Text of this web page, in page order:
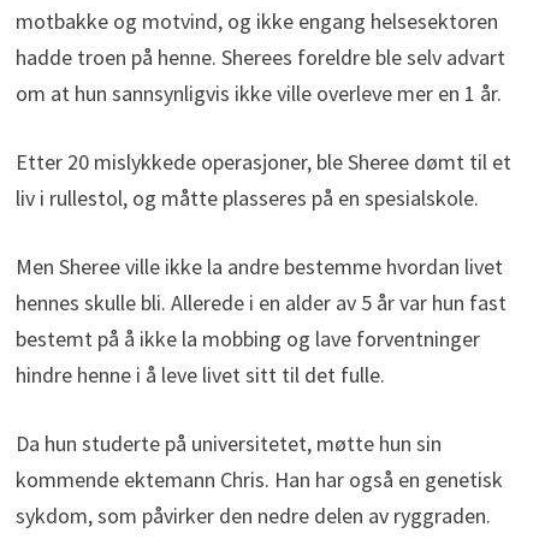
motbakke og motvind, og ikke engang helsesektoren
hadde troen på henne. Sherees foreldre ble selv advart
om at hun sannsynligvis ikke ville overleve mer en 1 år.
Etter 20 mislykkede operasjoner, ble Sheree dømt til et
liv i rullestol, og måtte plasseres på en spesialskole.
Men Sheree ville ikke la andre bestemme hvordan livet
hennes skulle bli. Allerede i en alder av 5 år var hun fast
bestemt på å ikke la mobbing og lave forventninger
hindre henne i å leve livet sitt til det fulle.
Da hun studerte på universitetet, møtte hun sin
kommende ektemann Chris. Han har også en genetisk
sykdom, som påvirker den nedre delen av ryggraden.